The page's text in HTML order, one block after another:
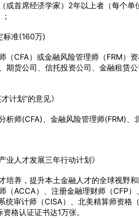
或首席经济学家）2年以上者（每个
标准(160万)
（CFA）或金融风险管理师（FRM）
期货公司、信托投资公司、金融租赁
计划”的意见》
析师(CFA)、金融风险管理师(FRM)
业人才发展三年行动计划》
培养，提升本土金融人才的全球视野
（ACCA）、注册金融理财师（CFP
统审计师（CISA）、北美精算师资格
格认证证书达1万张。